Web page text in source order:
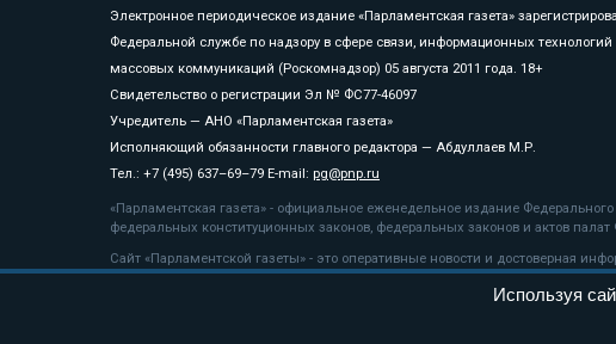
Электронное периодическое издание «Парламентская газета»
Федеральной службе по надзору в сфере связи, информационных технологий
массовых коммуникаций (Роскомнадзор) 05 августа 2011 года. 18+
Свидетельство о регистрации Эл № ФС77-46097
Учредитель — АНО «Парламентская газета»
Исполняющий обязанности главного редактора — Абдуллаев М.Р.
Тел.: +7 (495) 637–69–79 E-mail: pg@pnp.ru
«Парламентская газета» - официальное еженедельное издание
федеральных конституционных законов, федеральных законов и актов
Сайт «Парламентской газеты» - это оперативные новости и достоверная
«Парламентской газеты» активная ссылка на pnp.ru обязательна.
рекомендательные технологии
Используя